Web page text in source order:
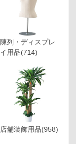
陳列・ディスプレ
イ用品(714)
店舗装飾用品(958)